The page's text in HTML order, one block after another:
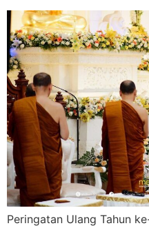
Peringatan Ulang Tahun